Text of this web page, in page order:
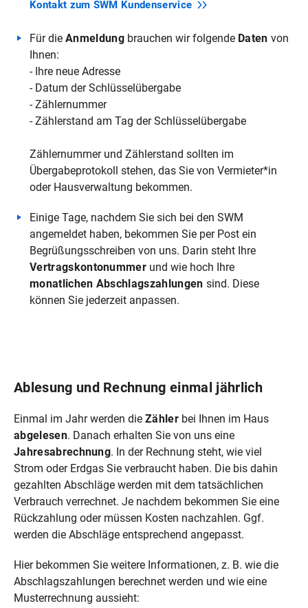
Kontakt zum SWM Kundenservice
Für die Anmeldungbrauchen wir folgende Daten von
Ihnen:
- Ihre neue Adresse
- Datum der Schlüsselübergabe
- Zählernummer
- Zählerstand am Tag der Schlüsselübergabe
Zählernummer und Zählerstand sollten im
Übergabeprotokoll stehen, das Sie von Vermieter*in
oder Hausverwaltung bekommen.
Einige Tage, nachdem Sie sich bei den SWM
angemeldet haben, bekommen Sie per Post ein
Begrüßungsschreiben von uns. Darin steht Ihre
Vertragskontonummer und wie hoch Ihre
monatlichen Abschlagszahlungen sind. Diese
können Sie jederzeit anpassen.
Ablesung und Rechnung einmal jährlich
Einmal im Jahr werden die Zähler bei Ihnen im Haus
abgelesen. Danach erhalten Sie von uns eine
Jahresabrechnung. In der Rechnung steht, wie viel
Strom oder Erdgas Sie verbraucht haben. Die bis dahin
gezahlten Abschläge werden mit dem tatsächlichen
Verbrauch verrechnet. Je nachdem bekommen Sie eine
Rückzahlung oder müssen Kosten nachzahlen. Ggf.
werden die Abschläge entsprechend angepasst.
Hier bekommen Sie weitere Informationen, z. B. wie die
Abschlagszahlungen berechnet werden und wie eine
Musterrechnung aussieht: